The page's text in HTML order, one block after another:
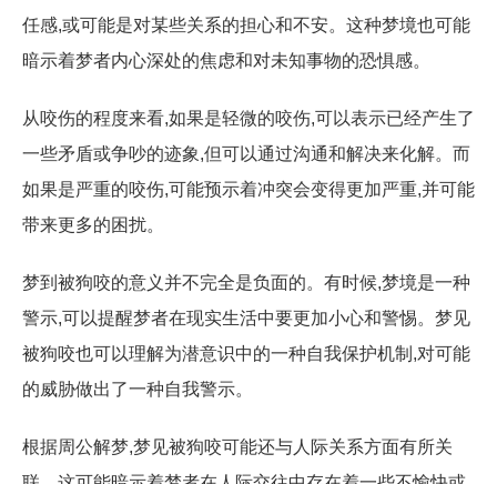
任感,或可能是对某些关系的担心和不安。这种梦境也可能
暗示着梦者内心深处的焦虑和对未知事物的恐惧感。
从咬伤的程度来看,如果是轻微的咬伤,可以表示已经产生了
一些矛盾或争吵的迹象,但可以通过沟通和解决来化解。而
如果是严重的咬伤,可能预示着冲突会变得更加严重,并可能
带来更多的困扰。
梦到被狗咬的意义并不完全是负面的。有时候,梦境是一种
警示,可以提醒梦者在现实生活中要更加小心和警惕。梦见
被狗咬也可以理解为潜意识中的一种自我保护机制,对可能
的威胁做出了一种自我警示。
根据周公解梦,梦见被狗咬可能还与人际关系方面有所关